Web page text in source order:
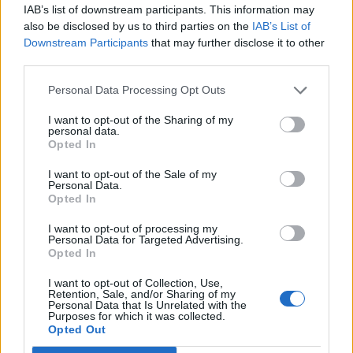
IAB’s list of downstream participants. This information may
also be disclosed by us to third parties on the IAB’s List of
Downstream Participants that may further disclose it to other
Personal Data Processing Opt Outs
I want to opt-out of the Sharing of my
personal data.
Opted In
I want to opt-out of the Sale of my
Personal Data.
Opted In
I want to opt-out of processing my
Personal Data for Targeted Advertising.
Opted In
I want to opt-out of Collection, Use,
Retention, Sale, and/or Sharing of my
Personal Data that Is Unrelated with the
Purposes for which it was collected.
Opted Out
Σπάρτη: Κυριακή βράδυ στο Alter Ego Enoteca
με αφιέρωμα στις μελωδίες του Γιώργου
Θεοφάνους
18/06/2026 11:53